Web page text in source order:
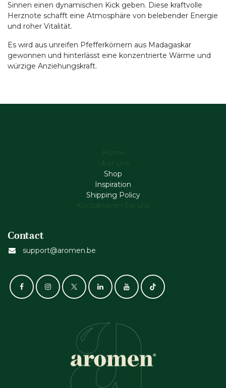
Sinnen einen dynamischen Kick geben. Diese kraftvolle
Herznote schafft eine Atmosphäre von belebender Energie
und roher Vitalität.
Es wird aus unreifen Pfefferkörnern aus Madagaskar
gewonnen und hinterlässt eine konzentrierte Wärme und
würzige Anziehungskraft.
Home
Über uns
Shop
Inspiration
Shipping Policy
Kontaktieren Sie uns
Contact
support@aromen.be